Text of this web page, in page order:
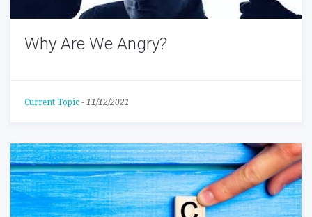
Why Are We Angry?
Current Topic - 11/12/2021